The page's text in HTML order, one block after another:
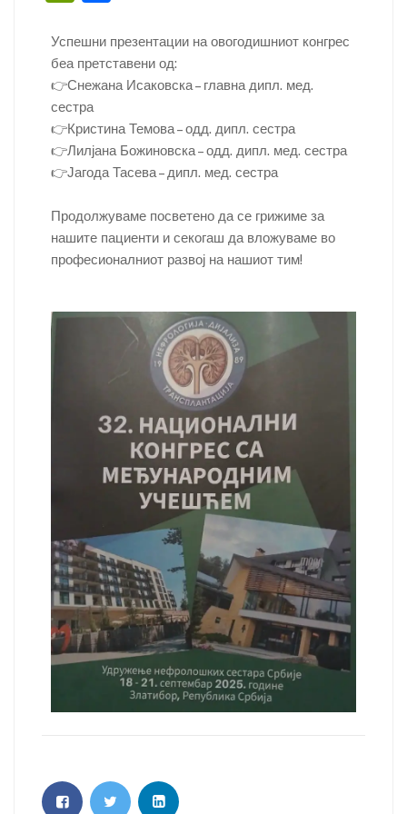
ai
l
e
b
o
o
k
er e
n
e s
p
p
y
tF
ri
e
n
dl
ar
e
Успешни презентации на овогодишниот конгрес
беа претставени од:
👉Снежана Исаковска – главна дипл. мед.
сестра
👉Кристина Темова – одд. дипл. сестра
👉Лилјана Божиновска – одд. дипл. мед. сестра
👉Јагода Тасева – дипл. мед. сестра
Продолжуваме посветено да се грижиме за
нашите пациенти и секогаш да вложуваме во
професионалниот развој на нашиот тим!